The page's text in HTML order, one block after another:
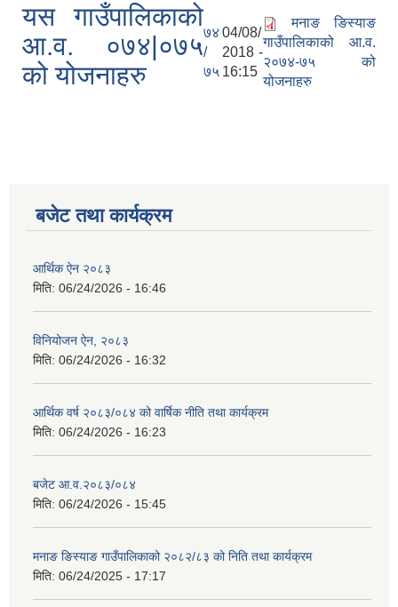
यस गाउँपालिकाको
आ.व. ०७४|०७५
को योजनाहरु
७४
/
७५
04/08/
2018 -
16:15
मनाङ ङिस्याङ
गाउँपालिकाको आ.व.
२०७४-७५ को
योजनाहरु
बजेट तथा कार्यक्रम
आर्थिक ऐन २०८३
मिति: 06/24/2026 - 16:46
विनियोजन ऐन, २०८३
मिति: 06/24/2026 - 16:32
आर्थिक वर्ष २०८३/०८४ को वार्षिक नीति तथा कार्यक्रम
मिति: 06/24/2026 - 16:23
बजेट आ.व.२०८३/०८४
मिति: 06/24/2026 - 15:45
मनाङ ङिस्याङ गाउँपालिकाको २०८२/८३ को निति तथा कार्यक्रम
मिति: 06/24/2025 - 17:17